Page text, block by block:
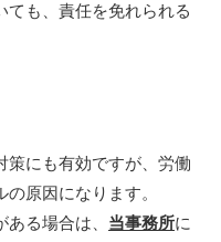
ても、責任を免れられる
策にも有効ですが、労働
原因になります。
る場合は、 当事務所に